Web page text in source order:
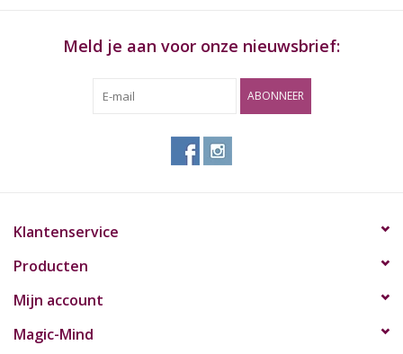
Meld je aan voor onze nieuwsbrief:
ABONNEER
Klantenservice
Producten
Mijn account
Magic-Mind